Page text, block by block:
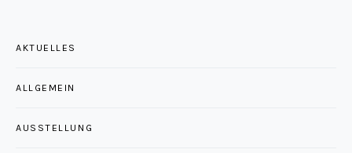
AKTUELLES
ALLGEMEIN
AUSSTELLUNG